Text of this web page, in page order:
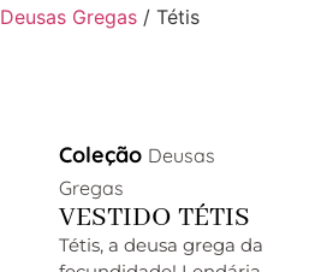
Deusas Gregas / Tétis
Coleção Deusas
Gregas
VESTIDO TÉTIS
Tétis, a deusa grega da